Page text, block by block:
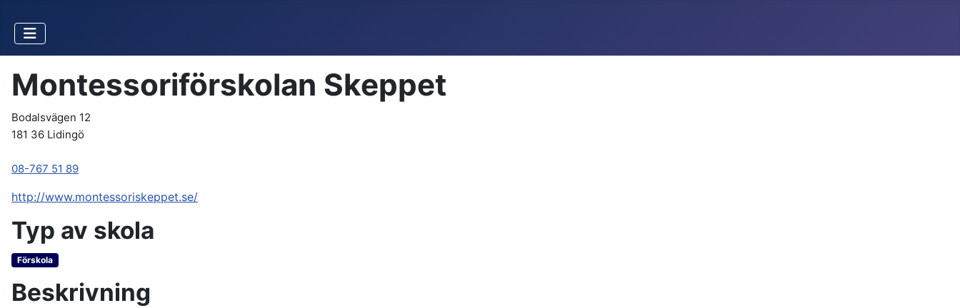
Montessoriförskolan Skeppet
Bodalsvägen 12
181 36 Lidingö
08-767 51 89
http://www.montessoriskeppet.se/
Typ av skola
Förskola
Beskrivning